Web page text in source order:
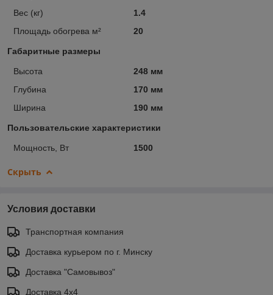
Вес (кг)
1.4
Площадь обогрева м²
20
Габаритные размеры
Высота
248 мм
Глубина
170 мм
Ширина
190 мм
Пользовательские характеристики
Мощность, Вт 1500
Скрыть
Условия доставки
Транспортная компания
Доставка курьером по г. Минску
Доставка "Самовывоз"
Доставка 4х4